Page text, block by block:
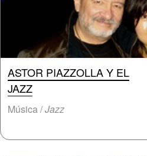
ASTOR PIAZZOLLA Y EL
JAZZ
Música /Jazz